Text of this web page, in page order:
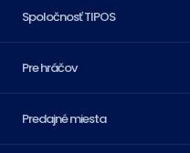
Spoločnosť TIPOS
Pre hráčov
Predajné miesta